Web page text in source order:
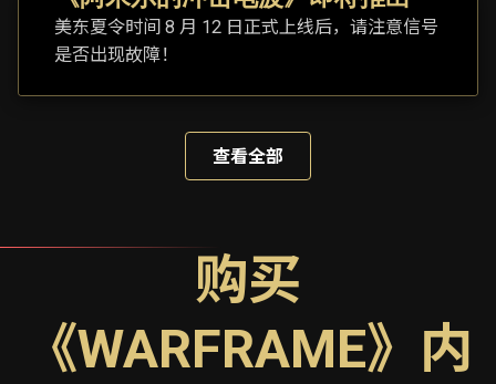
美东夏令时间 8 月 12 日正式上线后，请注意信号
是否出现故障！
查看全部
购买
《WARFRAME》内